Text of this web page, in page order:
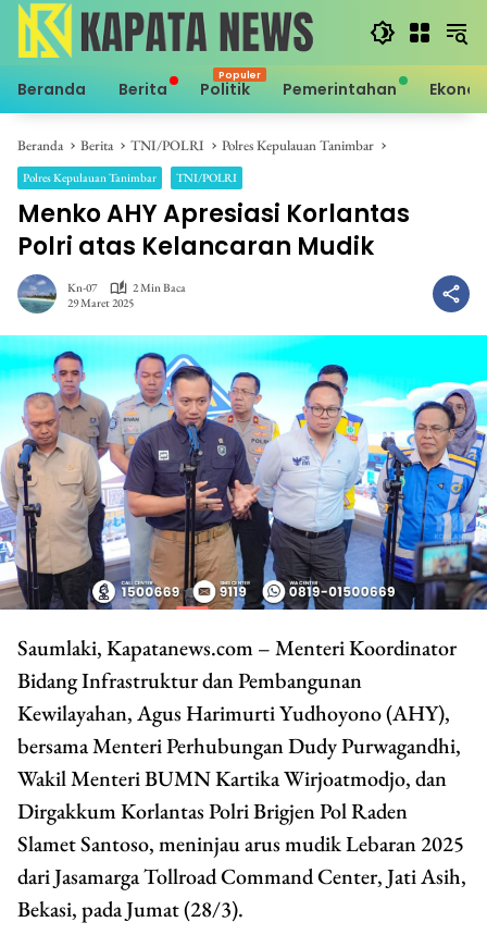
Langsung
konten
Beranda Berita Politik Pemerintahan
Beranda Berita TNI/POLRI Polres Kepulauan Tanimbar
Polres Kepulauan Tanimbar TNI/POLRI
Menko AHY Apresiasi Korlantas
Polri atas Kelancaran Mudik
Kn-07
2 Min Baca
29 Maret 2025
Saumlaki, Kapatanews.com – Menteri Koordinator
Bidang Infrastruktur dan Pembangunan
Kewilayahan, Agus Harimurti Yudhoyono (AHY),
bersama Menteri Perhubungan Dudy Purwagandhi,
Wakil Menteri BUMN Kartika Wirjoatmodjo, dan
Dirgakkum Korlantas Polri Brigjen Pol Raden
Slamet Santoso, meninjau arus mudik Lebaran 2025
dari Jasamarga Tollroad Command Center, Jati Asih,
Bekasi, pada Jumat (28/3).